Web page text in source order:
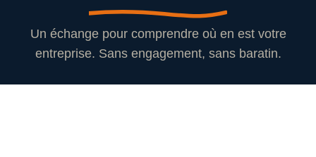
Un échange pour comprendre où en est votre
entreprise. Sans engagement, sans baratin.